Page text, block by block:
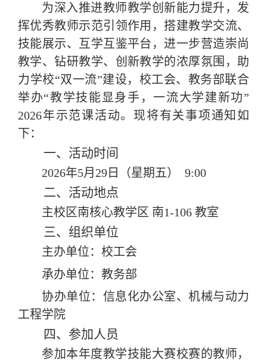
为深入推进教师教学创新能力提升，发
挥优秀教师示范引领作用，搭建教学交流、
技能展示、互学互鉴平台，进一步营造崇尚
教学、钻研教学、创新教学的浓厚氛围，助
力学校“双一流”建设，校工会、教务部联合
举办“教学技能显身手，一流大学建新功”
2026年示范课活动。现将有关事项通知如
下：
一、活动时间
2026年5月 29 日（星期五） 9:00
二、活动地点
主校区南核心教学区 南1-106 教室
三、组织单位
主办单位：校工会
承办单位：教务部
协办单位：信息化办公室、机械与动力
工程学院
四、参加人员
参加本年度教学技能大赛校赛的教师，